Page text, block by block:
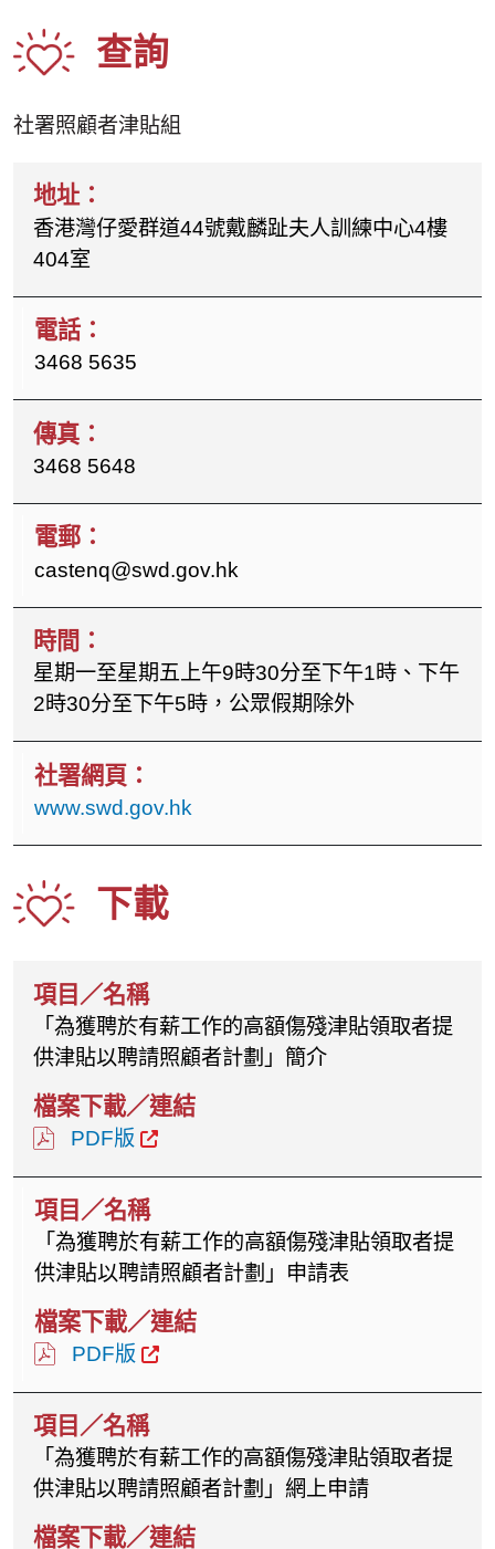
查詢
社署照顧者津貼組
香港灣仔愛群道44號戴麟趾夫人訓練中心4樓
404室
3468 5635
3468 5648
castenq@swd.gov.hk
星期一至星期五上午9時30分至下午1時、下午
2時30分至下午5時，公眾假期除外
www.swd.gov.hk
下載
「為獲聘於有薪工作的高額傷殘津貼領取者提
供津貼以聘請照顧者計劃」簡介
PDF版
「為獲聘於有薪工作的高額傷殘津貼領取者提
供津貼以聘請照顧者計劃」申請表
PDF版
「為獲聘於有薪工作的高額傷殘津貼領取者提
供津貼以聘請照顧者計劃」網上申請